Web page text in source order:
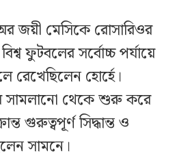
জয়ী মেসিকে রোসারিওর
ফুটবলের সর্বোচ্চ পর্যায়ে
হোর্হে।
সামলানো থেকে শুরু করে
গুরুত্বপূর্ণ সিদ্ধান্ত ও
সামনে।